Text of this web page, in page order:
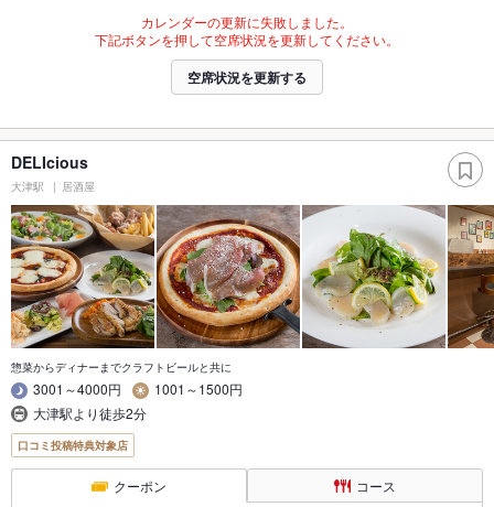
カレンダーの更新に失敗しました。
下記ボタンを押して空席状況を更新してください。
空席状況を更新する
DELIcious
大津駅 居酒屋
惣菜からディナーまでクラフトビールと共に
3001～4000円
1001～1500円
大津駅より徒歩2分
口コミ投稿特典対象店
クーポン コース